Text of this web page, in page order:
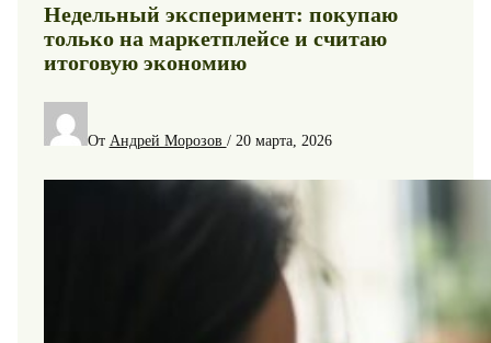
Недельный эксперимент: покупаю
только на маркетплейсе и считаю
итоговую экономию
От Андрей Морозов / 20 марта, 2026